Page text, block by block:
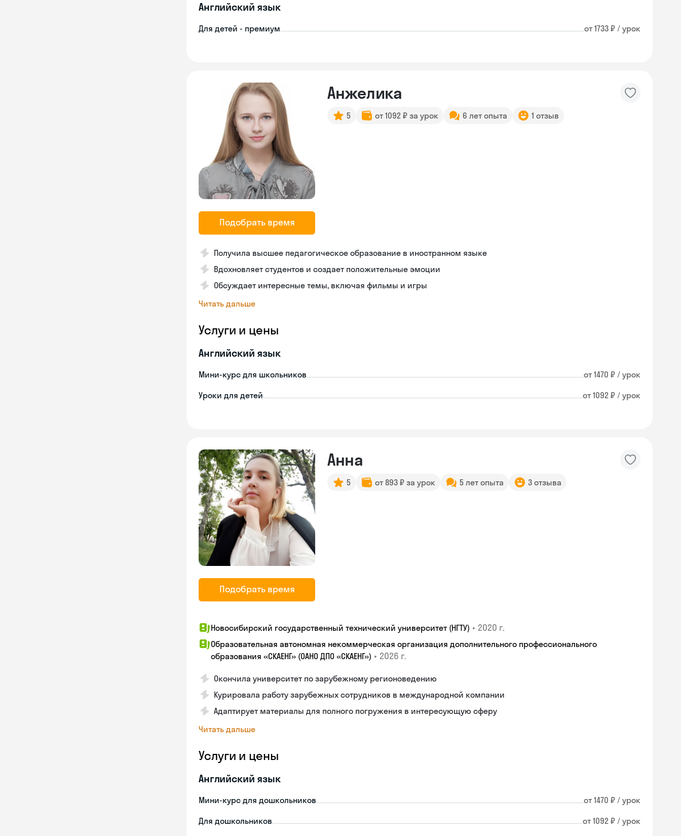
Английский язык
Для детей - премиум от 1733 ₽ / урок
Подобрать время
Анжелика
5 от 1092 ₽ за урок 6 лет опыта 1 отзыв
Получила высшее педагогическое образование в иностранном языке
Вдохновляет студентов и создает положительные эмоции
Обсуждает интересные темы, включая фильмы и игры
Читать дальше
Услуги и цены
Английский язык
Мини-курс для школьников от 1470 ₽ / урок
Уроки для детей от 1092 ₽ / урок
Подобрать время
Анна
5 от 893 ₽ за урок 5 лет опыта 3 отзыва
Новосибирский государственный технический университет (НГТУ) • 2020 г.
Образовательная автономная некоммерческая организация дополнительного профессионального
образования «СКАЕНГ» (ОАНО ДПО «СКАЕНГ») • 2026 г.
Окончила университет по зарубежному регионоведению
Курировала работу зарубежных сотрудников в международной компании
Адаптирует материалы для полного погружения в интересующую сферу
Читать дальше
Услуги и цены
Английский язык
Мини-курс для дошкольников от 1470 ₽ / урок
Для дошкольников от 1092 ₽ / урок